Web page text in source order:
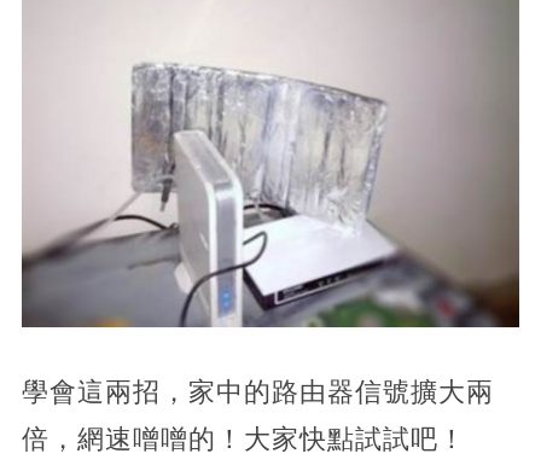
學會這兩招，家中的路由器信號擴大兩
倍，網速噌噌的！大家快點試試吧！